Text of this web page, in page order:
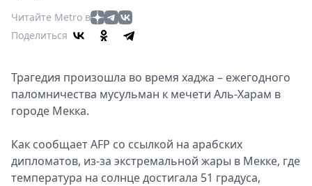
Афиша
Книги
релизы
О
Стримы
Спецпроекты
Звезды
Читайте Metro в
Поделиться
Трагедия произошла во время хаджа – ежегодного
паломничества мусульман к мечети Аль-Харам в
городе Мекка.
Как сообщает AFP со ссылкой на арабских
дипломатов, из-за экстремальной жары в Мекке, где
температура на солнце достигала 51 градуса,